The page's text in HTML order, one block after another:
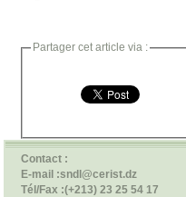
Partager cet article via :
Contact :
E-mail :sndl@cerist.dz
Tél/Fax :(+213) 23 25 54 17